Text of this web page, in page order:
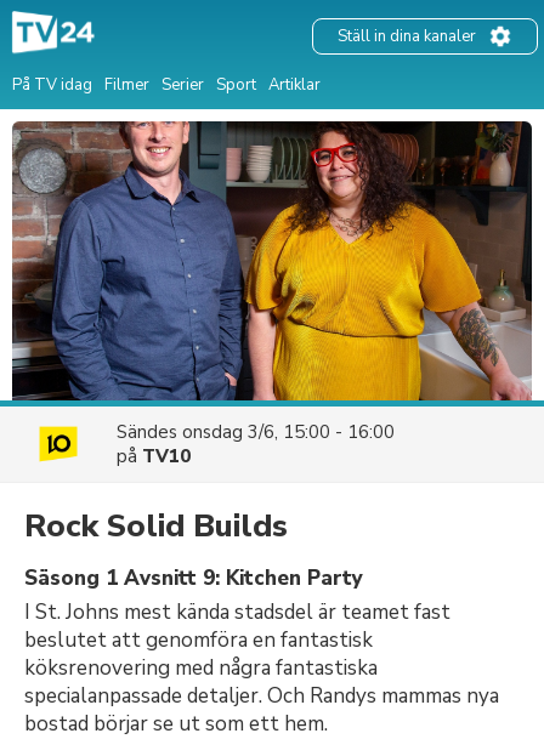
På TV idag Filmer Serier Sport Artiklar
Ställ in dina kanaler
Sändes onsdag 3/6, 15:00 - 16:00
på TV10
Rock Solid Builds
Säsong 1 Avsnitt 9: Kitchen Party
I St. Johns mest kända stadsdel är teamet fast
beslutet att genomföra en fantastisk
köksrenovering med några fantastiska
specialanpassade detaljer. Och Randys mammas nya
bostad börjar se ut som ett hem.